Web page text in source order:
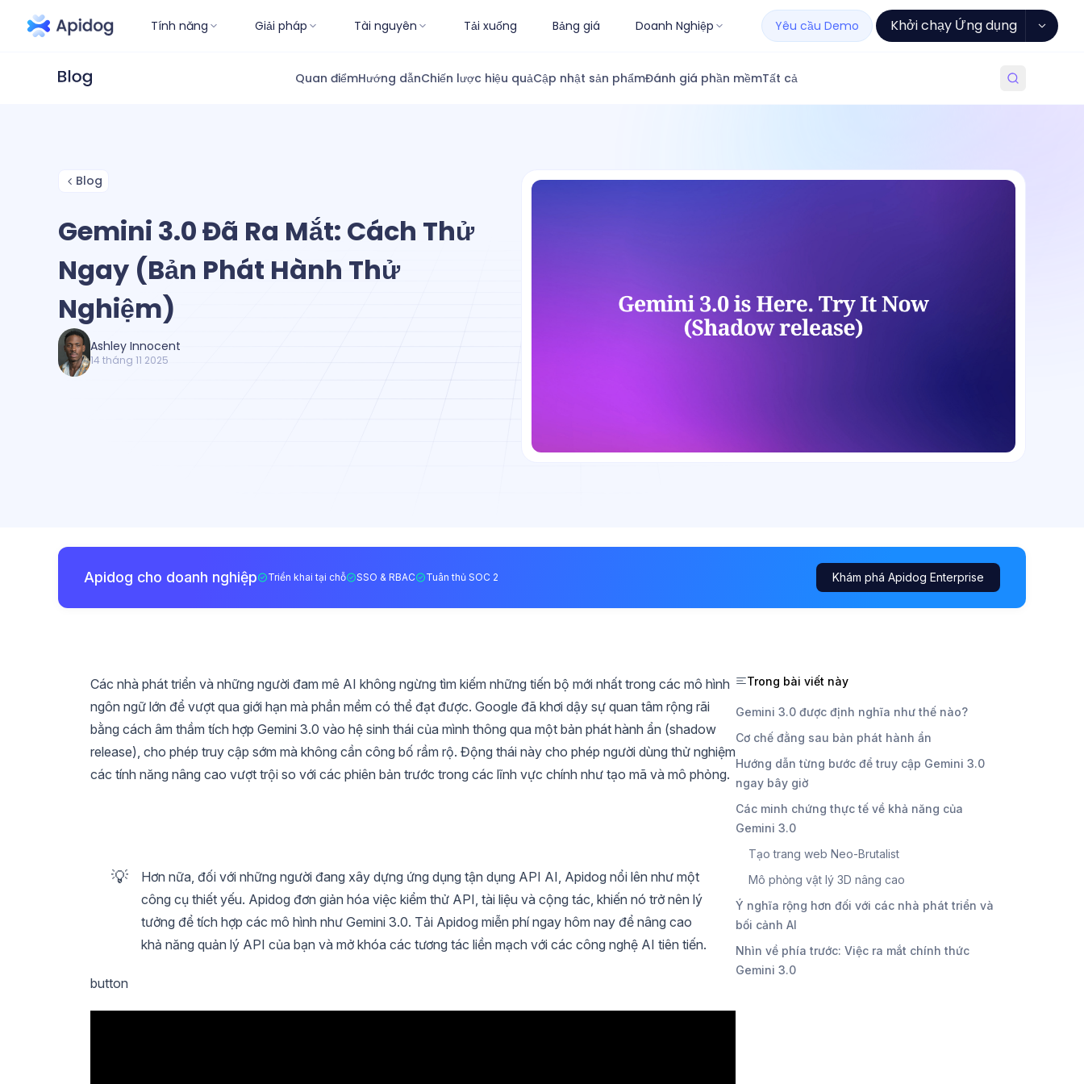
Tính năng Giải pháp Tài nguyên Tải xuống Bảng giá Doanh Nghiệp Yêu cầu Demo Khởi chạy Ứng dụng
Quan điểmHướng dẫnChiến lược hiệu quảCập nhật sản phẩmĐánh giá phần mềmTất cả
Blog
Gemini 3.0 Đã Ra Mắt: Cách Thử
Ngay (Bản Phát Hành Thử
Nghiệm)
Ashley Innocent
14 tháng 11 2025
Apidog cho doanh nghiệp Triển khai tại chỗ SSO & RBAC Tuân thủ SOC 2 Khám phá Apidog Enterprise
Các nhà phát triển và những người đam mê AI không ngừng tìm kiếm những tiến bộ mới nhất trong các mô hình
ngôn ngữ lớn để vượt qua giới hạn mà phần mềm có thể đạt được. Google đã khơi dậy sự quan tâm rộng rãi
bằng cách âm thầm tích hợp Gemini 3.0 vào hệ sinh thái của mình thông qua một bản phát hành ẩn (shadow
release), cho phép truy cập sớm mà không cần công bố rầm rộ. Động thái này cho phép người dùng thử nghiệm
các tính năng nâng cao vượt trội so với các phiên bản trước trong các lĩnh vực chính như tạo mã và mô phỏng.
💡
Hơn nữa, đối với những người đang xây dựng ứng dụng tận dụng API AI, Apidog nổi lên như một
công cụ thiết yếu. Apidog đơn giản hóa việc kiểm thử API, tài liệu và cộng tác, khiến nó trở nên lý
tưởng để tích hợp các mô hình như Gemini 3.0. Tải Apidog miễn phí ngay hôm nay để nâng cao
khả năng quản lý API của bạn và mở khóa các tương tác liền mạch với các công nghệ AI tiên tiến.
button
Trong bài viết này
Gemini 3.0 được định nghĩa như thế nào?
Cơ chế đằng sau bản phát hành ẩn
Hướng dẫn từng bước để truy cập Gemini 3.0
ngay bây giờ
Các minh chứng thực tế về khả năng của
Gemini 3.0
Tạo trang web Neo-Brutalist
Mô phỏng vật lý 3D nâng cao
Ý nghĩa rộng hơn đối với các nhà phát triển và
bối cảnh AI
Nhìn về phía trước: Việc ra mắt chính thức
Gemini 3.0